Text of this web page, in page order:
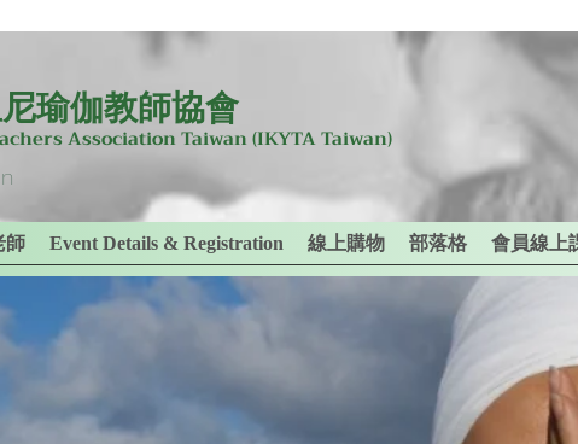
瑜伽教師協會
Association Taiwan(IKYTA Taiwan)
師 Event Details & Registration 線上購物 部落格 會員線上